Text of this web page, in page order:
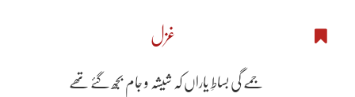
غزل
جمے گی بساطِ یاراں کہ شیشہ و جام بُجھ گئے تھے